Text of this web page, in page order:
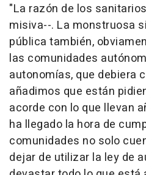
"La razón de los
misiva--. La monstruosa
pública también,
las comunidades
autonomías, que debiera
añadimos que están
acorde con lo que llevan
ha llegado la hora de
comunidades no solo
dejar de utilizar la ley de